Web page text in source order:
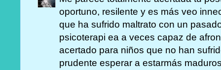
oportuno, resilente y es más veo
que ha sufrido maltrato con un
psicoterapi ea a veces capaz de
acertado para niños que no han
prudente esperar a estarmás